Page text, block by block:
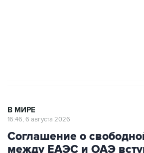
Соглашение о
между ЕАЭС и ОАЭ
6 октября